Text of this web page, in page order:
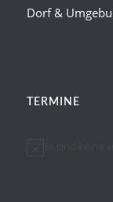
Dorf &
TERMINE